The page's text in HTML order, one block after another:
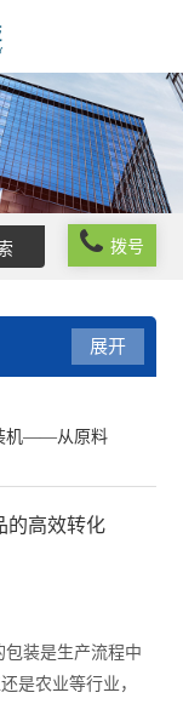
拨号
展开
机——从原料
高效转化
装是生产流程中
是农业等行业，